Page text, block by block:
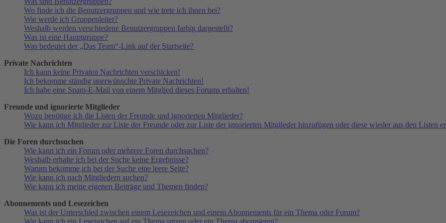
Wo finde ich die Benutzergruppen und wie trete ich ihnen bei?
Wie werde ich Gruppenleiter?
Weshalb werden verschiedene Benutzergruppen farbig dargestellt?
Was ist eine Hauptgruppe?
Was bedeutet der „Das Team“-Link auf der Startseite?
Private Nachrichten
Ich kann keine Privaten Nachrichten verschicken!
Ich bekomme ständig unerwünschte Private Nachrichten!
Ich habe eine Spam-E-Mail von einem Mitglied dieses Forums erhalten!
Freunde und ignorierte Mitglieder
Wozu benötige ich die Listen der Freunde und ignorierten Mitglieder?
Wie kann ich Mitglieder zur Liste der Freunde oder zur Liste der ignorierten Mitglieder hinzufügen oder diese wieder aus den Listen
Die Foren durchsuchen
Wie kann ich ein Forum oder mehrere Foren durchsuchen?
Weshalb erhalte ich bei der Suche keine Ergebnisse?
Warum bekomme ich bei der Suche eine leere Seite?
Wie kann ich nach Mitgliedern suchen?
Wie kann ich meine eigenen Beiträge und Themen finden?
Abonnements und Lesezeichen
Was ist der Unterschied zwischen einem Lesezeichen und einem Abonnements für ein Thema oder Forum?